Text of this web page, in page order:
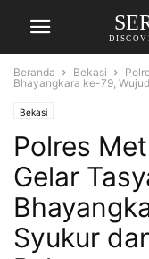
Beranda Bekasi
Bhayangkara ke-79,
Bekasi
Polres
Gelar
Syukur